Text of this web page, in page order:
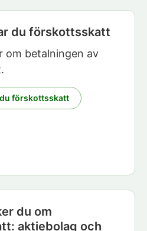
du förskottsskatt
om betalningen av
förskottsskatt
du om
aktiebolag och